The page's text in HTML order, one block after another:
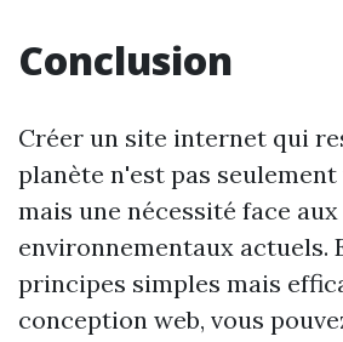
Conclusion
Créer un site internet qui
planète n'est pas
mais une nécessité face
environnementaux actuels.
principes simples mais
conception web, vous